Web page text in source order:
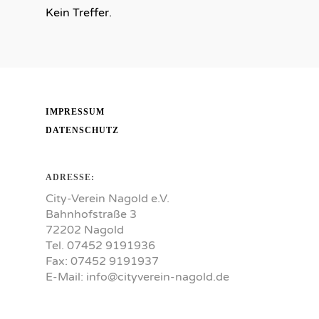
Kein Treffer.
IMPRESSUM
DATENSCHUTZ
ADRESSE:
City-Verein Nagold e.V.
Bahnhofstraße 3
72202 Nagold
Tel. 07452 9191936
Fax: 07452 9191937
E-Mail: info@cityverein-nagold.de